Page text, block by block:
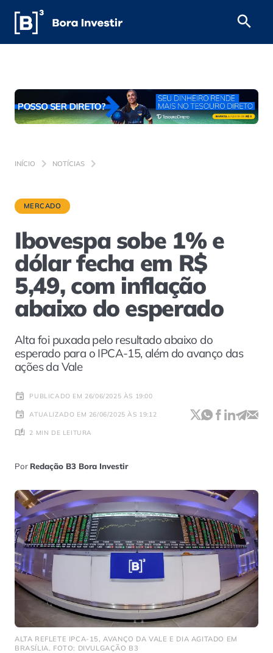
INÍCIO NOTÍCIAS
MERCADO
Ibovespa sobe 1% e
dólar fecha em R$
5,49, com inflação
abaixo do esperado
Alta foi puxada pelo resultado abaixo do
esperado para o IPCA-15, além do avanço das
ações da Vale
PUBLICADO EM 26/06/2025 ÀS 19:00
ATUALIZADO EM 26/06/2025 ÀS 19:12
2 MIN DE LEITURA
Por Redação B3 Bora Investir
ALTA REFLETE IPCA-15, AVANÇO DA VALE E DIA AGITADO EM
BRASÍLIA. FOTO: DIVULGAÇÃO B3